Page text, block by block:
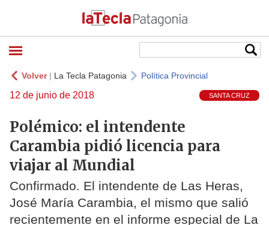
Volver| La Tecla Patagonia Política Provincial
12 de junio de 2018 SANTA CRUZ
Polémico: el intendente
Carambia pidió licencia para
viajar al Mundial
Confirmado. El intendente de Las Heras,
José María Carambia, el mismo que salió
recientemente en el informe especial de La